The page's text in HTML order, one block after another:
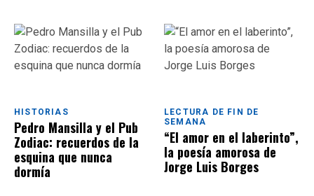
HISTORIAS
Pedro Mansilla y el Pub
Zodiac: recuerdos de la
esquina que nunca
dormía
LECTURA DE FIN DE
SEMANA
“El amor en el laberinto”,
la poesía amorosa de
Jorge Luis Borges